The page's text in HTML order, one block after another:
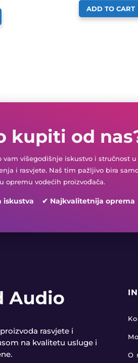
ADD TO CART
kupiti od
vam višegodišnje iskustvo i stručnost u
i rasvjete. Naš tim pažljivo bira
opremu vodećih proizvođača.
iskustva ✔ Najkvalitetnija oprema
rasvjete i
na kvalitetu usluge i
O